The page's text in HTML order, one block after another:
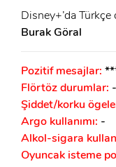
Disney+’da
Burak Göral
Pozitif mesajlar:
Flörtöz durumlar: -
Şiddet/korku
Argo kullanımı: -
Alkol-sigara
Oyuncak isteme